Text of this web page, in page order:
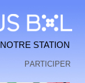
Notre station
Participer